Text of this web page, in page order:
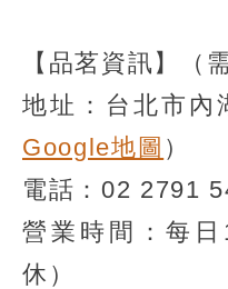
【品茗資訊】（
地址：台北市內
Google地圖 ）
電話：02 2791
營業時間：每
休）